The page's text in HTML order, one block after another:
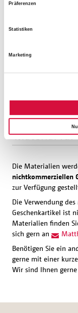
Präferenzen
Statistiken
Marketing
AKTION
"Mit DIR
Leitmotiv /
Material für
Die Materialien
nichtkommerziellen
zur Verfügung
Die Verwendung
Geschenkartikel ist
Materialien finden
sich gern an
Benötigen Sie ein
gerne mit einer
Wir sind Ihnen